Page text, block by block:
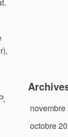
novembre
octobre